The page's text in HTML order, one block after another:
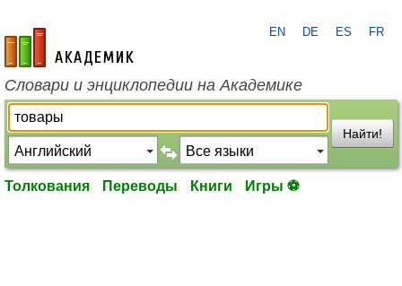
academic.ru
EN DE ES FR
Словари и энциклопедии на Академике
Найти!
Толкования Переводы Книги Игры ⚽